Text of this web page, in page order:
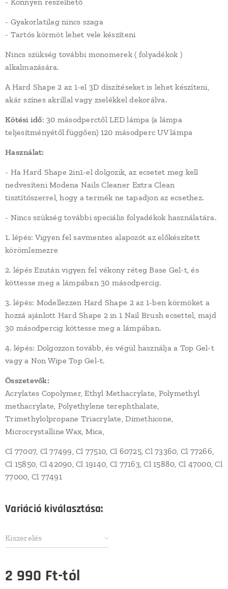
- Gyakorlatilag nincs szaga
- Tartós körmöt lehet vele készíteni
Nincs szükség további monomerek ( folyadékok )
alkalmazására.
A Hard Shape 2 az 1-el 3D díszítéseket is lehet készíteni,
akár színes akrillal vagy zselékkel dekorálva.
Kötési idő: 30 másodperctől LED lámpa (a lámpa
teljesítményétől függően) 120 másodperc UV lámpa
Használat:
- Ha Hard Shape 2in1-el dolgozik, az ecsetet meg kell
nedvesíteni Modena Nails Cleaner Extra Clean
tisztítószerrel, hogy a termék ne tapadjon az ecsethez.
- Nincs szükség további speciális folyadékok használatára.
1. lépés: Vigyen fel savmentes alapozót az előkészített
körömlemezre
2. lépés Ezután vigyen fel vékony réteg Base Gel-t, és
köttesse meg a lámpában 30 másodpercig.
3. lépés: Modellezzen Hard Shape 2 az 1-ben körmöket a
hozzá ajánlott Hard Shape 2 in 1 Nail Brush ecsettel, majd
30 másodpercig köttesse meg a lámpában.
4. lépés: Dolgozzon tovább, és végül használja a Top Gel-t
vagy a Non Wipe Top Gel-t.
Összetevők:
Acrylates Copolymer, Ethyl Methacrylate, Polymethyl
methacrylate, Polyethylene terephthalate,
Trimethylolpropane Triacrylate, Dimethicone,
Microcrystalline Wax, Mica,
Cl 77007, Cl 77499, Cl 77510, Cl 60725, Cl 73360, Cl 77266,
Cl 15850, Cl 42090, Cl 19140, Cl 77163, Cl 15880, Cl 47000, Cl
77000, Cl 77491
Variáció kiválasztása:
Kiszerelés
2 990 Ft-tól